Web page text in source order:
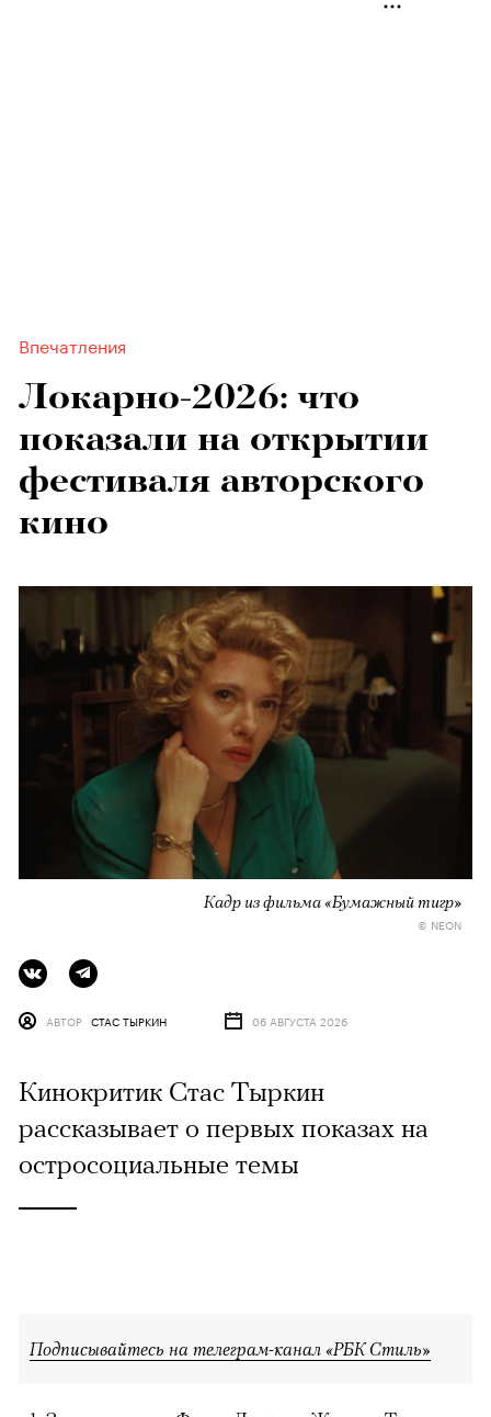
Впечатления
Локарно-2026: что
показали на открытии
фестиваля авторского
кино
Кадр из фильма «Бумажный тигр»
© NEON
АВТОР СТАС ТЫРКИН 06 АВГУСТА 2026
Кинокритик Стас Тыркин
рассказывает о первых показах на
остросоциальные темы
Подписывайтесь на телеграм-канал «РБК Стиль»